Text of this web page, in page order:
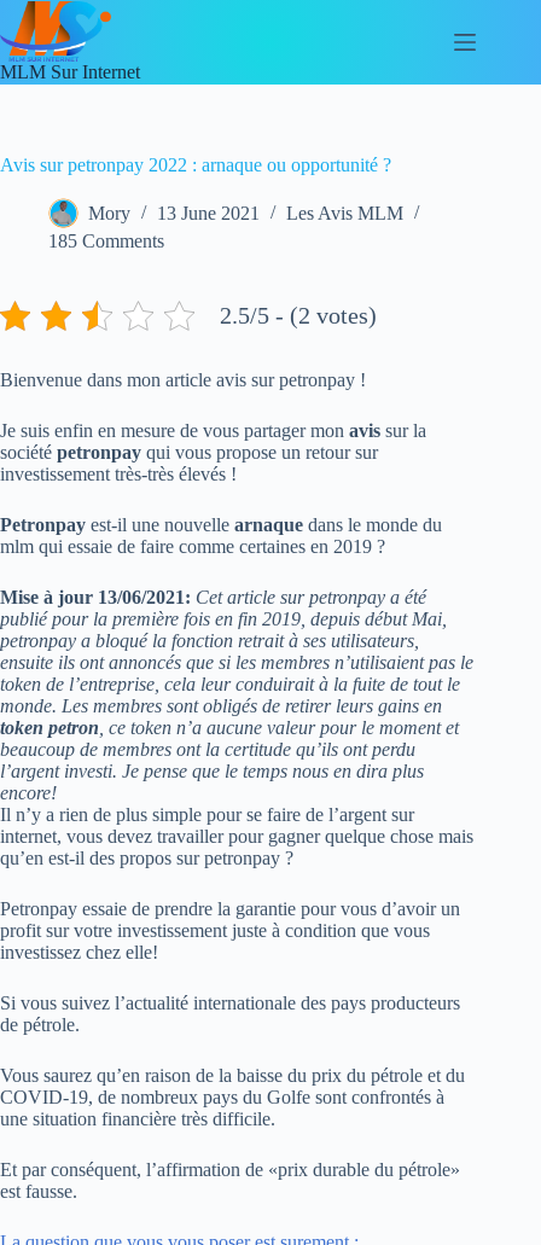
Skip
to
content
MLM Sur Internet
Avis sur petronpay 2022 : arnaque ou opportunité ?
Mory 13 June 2021
Les Avis MLM
185 Comments
2.5/5 - (2 votes)
Bienvenue dans mon article avis sur petronpay !
Je suis enfin en mesure de vous partager mon avis sur la
société petronpay qui vous propose un retour sur
investissement très-très élevés !
Petronpay est-il une nouvelle arnaque dans le monde du
mlm qui essaie de faire comme certaines en 2019 ?
Mise à jour 13/06/2021: Cet article sur petronpay a été
publié pour la première fois en fin 2019, depuis début Mai,
petronpay a bloqué la fonction retrait à ses utilisateurs,
ensuite ils ont annoncés que si les membres n’utilisaient pas le
token de l’entreprise, cela leur conduirait à la fuite de tout le
monde. Les membres sont obligés de retirer leurs gains en
token petron , ce token n’a aucune valeur pour le moment et
beaucoup de membres ont la certitude qu’ils ont perdu
l’argent investi. Je pense que le temps nous en dira plus
encore!
Il n’y a rien de plus simple pour se faire de l’argent sur
internet, vous devez travailler pour gagner quelque chose mais
qu’en est-il des propos sur petronpay ?
Petronpay essaie de prendre la garantie pour vous d’avoir un
profit sur votre investissement juste à condition que vous
investissez chez elle!
Si vous suivez l’actualité internationale des pays producteurs
de pétrole.
Vous saurez qu’en raison de la baisse du prix du pétrole et du
COVID-19, de nombreux pays du Golfe sont confrontés à
une situation financière très difficile.
Et par conséquent, l’affirmation de «prix durable du pétrole»
est fausse.